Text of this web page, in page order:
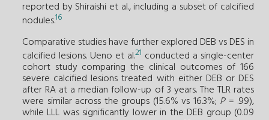
reported by Shiraishi et al., including a subset of calcified
nodules.16
Comparative studies have further explored DEB vs DES in
calcified lesions. Ueno et al.21 conducted a single-center
cohort study comparing the clinical outcomes of 166
severe calcified lesions treated with either DEB or DES
after RA at a median follow-up of 3 years. The TLR rates
were similar across the groups (15.6% vs 16.3%; P= .99),
while LLL was significantly lower in the DEB group (0.09